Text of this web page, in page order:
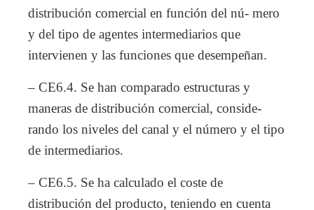
distribución comercial en función del nú- mero
y del tipo de agentes intermediarios que
intervienen y las funciones que desempeñan.
– CE6.4. Se han comparado estructuras y
maneras de distribución comercial, conside-
rando los niveles del canal y el número y el tipo
de intermediarios.
– CE6.5. Se ha calculado el coste de
distribución del producto, teniendo en cuenta